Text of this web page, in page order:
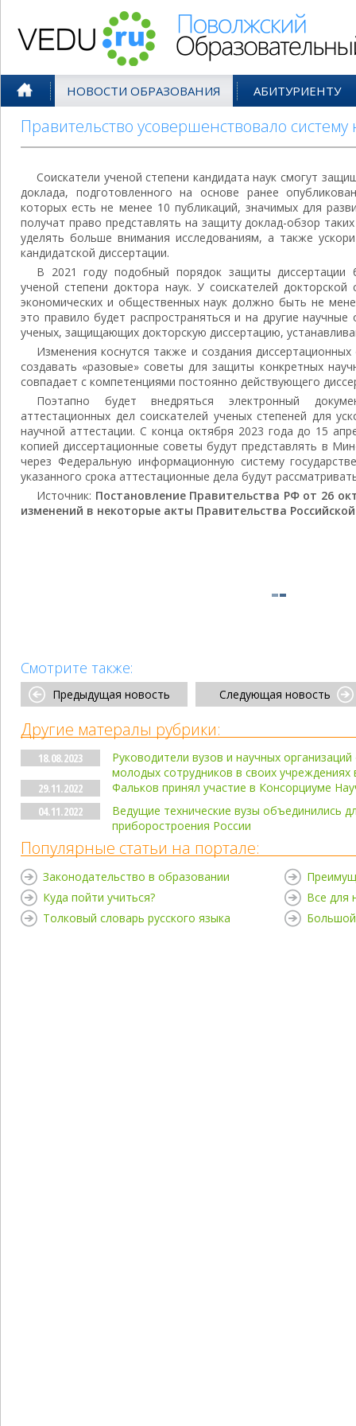
НОВОСТИ ОБРАЗОВАНИЯ АБИТУРИЕНТУ
Правительство усовершенствовало
Соискатели ученой степени кандидата наук смогут
доклада, подготовленного на основе ранее
которых есть не менее 10 публикаций, значимых для
получат право представлять на защиту доклад-обзор
уделять больше внимания исследованиям, а также
кандидатской диссертации.
В 2021 году подобный порядок защиты диссертации
ученой степени доктора наук. У соискателей
экономических и общественных наук должно быть не
это правило будет распространяться и на другие
ученых, защищающих докторскую диссертацию,
Изменения коснутся также и создания
создавать «разовые» советы для защиты конкретных
совпадает с компетенциями постоянно действующего
Поэтапно будет внедряться электронный
аттестационных дел соискателей ученых степеней для
научной аттестации. С конца октября 2023 года до 15
копией диссертационные советы будут представлять в
через Федеральную информационную систему
указанного срока аттестационные дела будут
Источник: Постановление Правительства РФ от 26
изменений в некоторые акты Правительства
Смотрите также:
Предыдущая новость Следующая новость
Другие матералы рубрики:
18.08.2023
Руководители вузов и научных
молодых сотрудников в своих
29.11.2022
Фальков принял участие в Консорциуме
04.11.2022
Ведущие технические вузы объединились
приборостроения России
Популярные статьи на портале:
Законодательство в образовании
Куда пойти учиться?
Толковый словарь русского языка
Все для
Большой